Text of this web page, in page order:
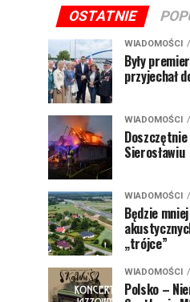
OSTATNIE
WIADOMOŚCI
Były
przyjechał
WIADOMOŚCI
Doszczętnie
Sierosławiu
WIADOMOŚCI
Będzie
„trójce”
WIADOMOŚCI
Polsko –